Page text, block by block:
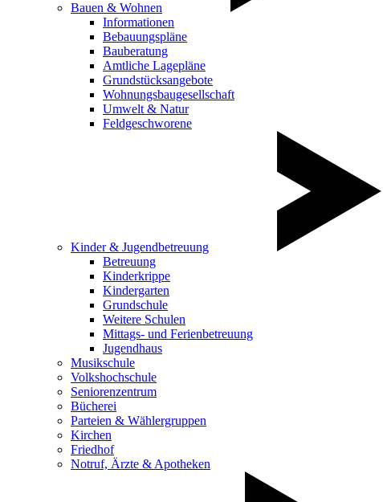
Bauen & Wohnen
Informationen
Bebauungspläne
Bauberatung
Amtliche Lagepläne
Grundstücksangebote
Wohnungsbaugesellschaft
Umwelt & Natur
Feldgeschworene
Kinder & Jugendbetreuung
Betreuung
Kinderkrippe
Kindergarten
Grundschule
Weitere Schulen
Mittags- und Ferienbetreuung
Jugendhaus
Musikschule
Volkshochschule
Seniorenzentrum
Bücherei
Parteien & Wählergruppen
Kirchen
Friedhof
Notruf, Ärzte & Apotheken